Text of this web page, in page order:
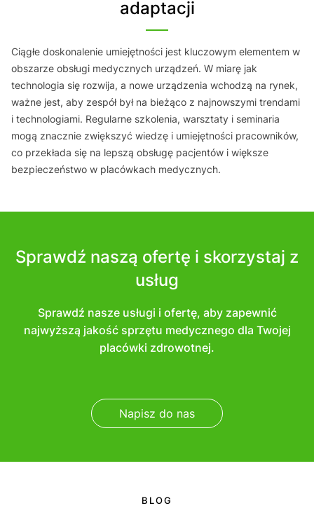
adaptacji
Ciągłe doskonalenie umiejętności jest kluczowym elementem w
obszarze obsługi medycznych urządzeń. W miarę jak
technologia się rozwija, a nowe urządzenia wchodzą na rynek,
ważne jest, aby zespół był na bieżąco z najnowszymi trendami
i technologiami. Regularne szkolenia, warsztaty i seminaria
mogą znacznie zwiększyć wiedzę i umiejętności pracowników,
co przekłada się na lepszą obsługę pacjentów i większe
bezpieczeństwo w placówkach medycznych.
Sprawdź naszą ofertę i skorzystaj z
usług
Sprawdź nasze usługi i ofertę, aby zapewnić
najwyższą jakość sprzętu medycznego dla Twojej
placówki zdrowotnej.
Napisz do nas
BLOG